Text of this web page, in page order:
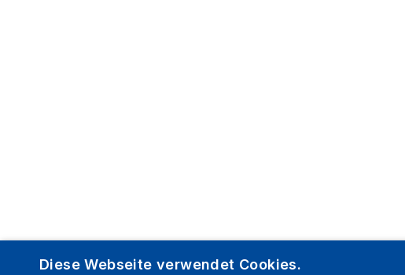
Diese Webseite verwendet Cookies.